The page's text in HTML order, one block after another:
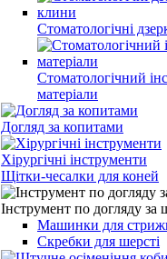
Стоматологічні
Стоматологічний
матеріали
Догляд за копитами
Хірургічні інструменти
Щітки-чесалки для коней
Інструмент по догляду за
Машинки для
Скребки для шерсті